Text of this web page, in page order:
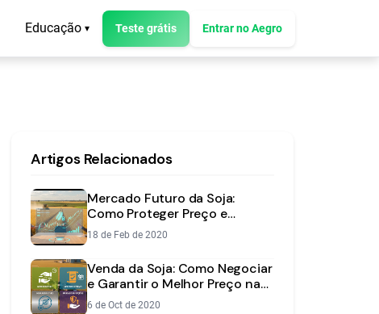
Educação ▾ Teste grátis Entrar no Aegro
Artigos Relacionados
Mercado Futuro da Soja:
Como Proteger Preço e
Aumentar Lucros
18 de Feb de 2020
Venda da Soja: Como Negociar
e Garantir o Melhor Preço na
Safra?
6 de Oct de 2020